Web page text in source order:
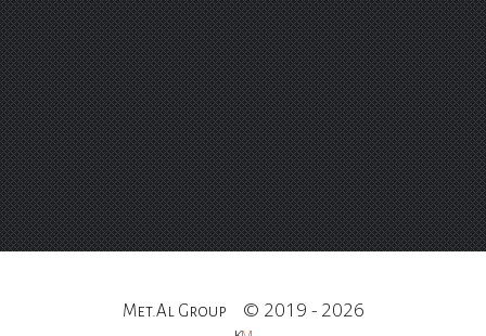
Met.Al Group © 2019 - 2026